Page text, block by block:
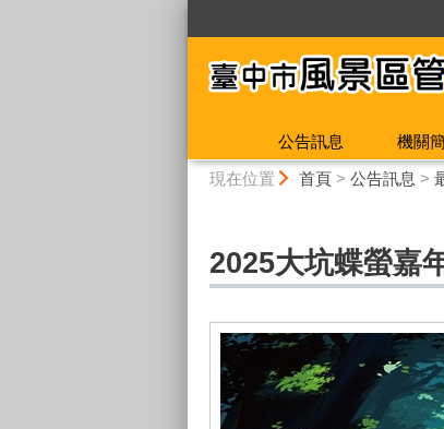
公告訊息 機關
現在位置 首頁> 公告訊息 >
2025大坑蝶螢嘉